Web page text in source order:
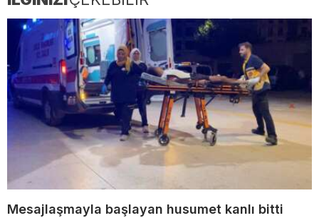
Mesajlaşmayla başlayan husumet kanlı bitti